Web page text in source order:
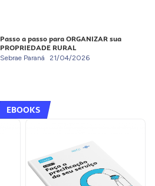
Passo a passo para ORGANIZAR sua
PROPRIEDADE RURAL
Sebrae Paraná 21/04/2026
EBOOKS